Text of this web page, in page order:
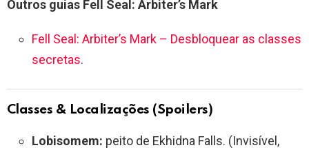
Outros guias Fell Seal: Arbiter’s Mark
Fell Seal: Arbiter’s Mark – Desbloquear as classes
secretas.
Classes & Localizações (Spoilers)
Lobisomem: peito de Ekhidna Falls. (Invisível,